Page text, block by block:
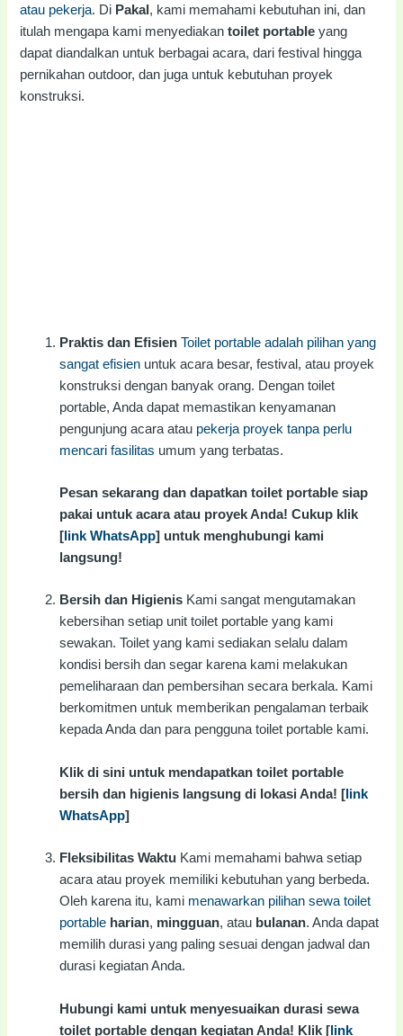
atau pekerja. Di Pakal , kami memahami kebutuhan ini, dan
itulah mengapa kami menyediakantoilet portable yang
dapat diandalkan untuk berbagai acara, dari festival hingga
pernikahan outdoor, dan juga untuk kebutuhan proyek
konstruksi.
Praktis dan Efisien Toilet portable adalah pilihan yang
sangat efisien untuk acara besar, festival, atau proyek
konstruksi dengan banyak orang. Dengan toilet
portable, Anda dapat memastikan kenyamanan
pengunjung acara atau pekerja proyek tanpa perlu
mencari fasilitas umum yang terbatas.
Pesan sekarang dan dapatkan toilet portable siap
pakai untuk acara atau proyek Anda! Cukup klik
[ link WhatsApp] untuk menghubungi kami
langsung!
Bersih dan Higienis Kami sangat mengutamakan
kebersihan setiap unit toilet portable yang kami
sewakan. Toilet yang kami sediakan selalu dalam
kondisi bersih dan segar karena kami melakukan
pemeliharaan dan pembersihan secara berkala. Kami
berkomitmen untuk memberikan pengalaman terbaik
kepada Anda dan para pengguna toilet portable kami.
Klik di sini untuk mendapatkan toilet portable
bersih dan higienis langsung di lokasi Anda! [ link
WhatsApp]
Fleksibilitas Waktu Kami memahami bahwa setiap
acara atau proyek memiliki kebutuhan yang berbeda.
Oleh karena itu, kami menawarkan pilihan sewa toilet
portable harian, mingguan, atau bulanan. Anda dapat
memilih durasi yang paling sesuai dengan jadwal dan
durasi kegiatan Anda.
Hubungi kami untuk menyesuaikan durasi sewa
toilet portable dengan kegiatan Anda! Klik [link